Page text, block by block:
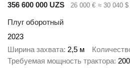
356 600 000 UZS
26 000 € ≈ 30 040 $
Плуг оборотный
2023
Ширина захвата 2,5 м
Требуемая мощность трактора